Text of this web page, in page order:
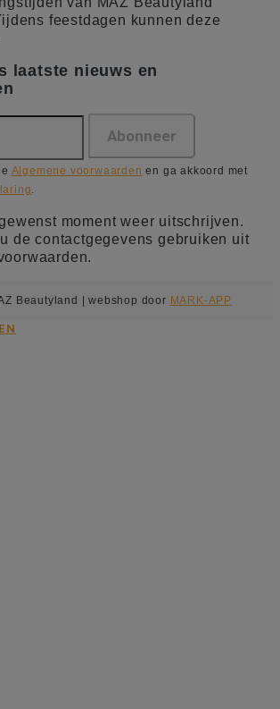
feestdagen kunnen deze
laatste nieuws en
Algemene voorwaarden en ga akkoord met
.
moment weer uitschrijven.
de contactgegevens gebruiken uit
Beautyland | webshop door MARK-APP